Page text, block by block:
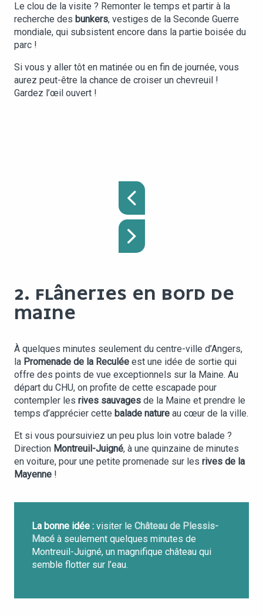
Le clou de la visite ? Remonter le temps et partir à la
recherche des bunkers, vestiges de la Seconde Guerre
mondiale, qui subsistent encore dans la partie boisée du
parc !
Si vous y aller tôt en matinée ou en fin de journée, vous
aurez peut-être la chance de croiser un chevreuil !
Gardez l’œil ouvert !
2. FLÂNERIES EN BORD DE
MAINE
À quelques minutes seulement du centre-ville d’Angers,
la Promenade de la Reculée est une idée de sortie qui
offre des points de vue exceptionnels sur la Maine. Au
départ du CHU, on profite de cette escapade pour
contempler les rives sauvages de la Maine et prendre le
temps d’apprécier cette balade nature au cœur de la ville.
Et si vous poursuiviez un peu plus loin votre balade ?
Direction Montreuil-Juigné, à une quinzaine de minutes
en voiture, pour une petite promenade sur les rives de la
Mayenne !
La bonne idée : visiter le Château de Plessis-
Macé à seulement quelques minutes de
Montreuil-Juigné, un magnifique château qui
semble flotter sur l’eau.